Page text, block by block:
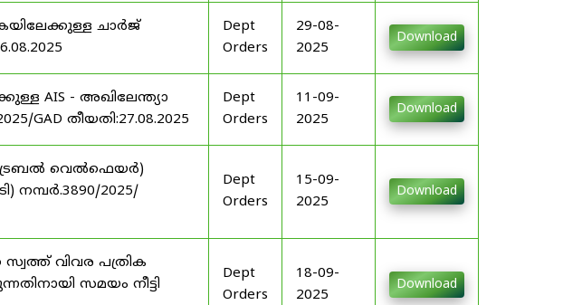
ചാർജ്
Dept
Orders
29-08-
2025
Download
AIS - അഖിലേന്ത്യാ
GAD തീയതി:27.08.2025
Dept
Orders
11-09-
2025
Download
വെൽഫെയർ)
2025/
Dept
Orders
15-09-
2025
Download
വിവര പത്രിക
സമയം നീട്ടി
Dept
Orders
18-09-
2025
Download